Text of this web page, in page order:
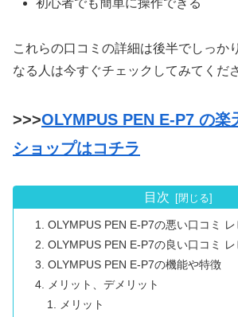
初心者でも簡単に操作できる
これらの口コミの詳細は後半でしっか
なる人は今すぐチェックしてみてくだ
>>>OLYMPUS PEN E-P7 の楽
ショップはコチラ
目次
OLYMPUS PEN E-P7の悪い口コミ レ
OLYMPUS PEN E-P7の良い口コミ レ
OLYMPUS PEN E-P7の機能や特徴
メリット、デメリット
メリット